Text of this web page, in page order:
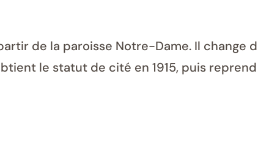
de la paroisse Notre-Dame. Il
le statut de cité en 1915, puis